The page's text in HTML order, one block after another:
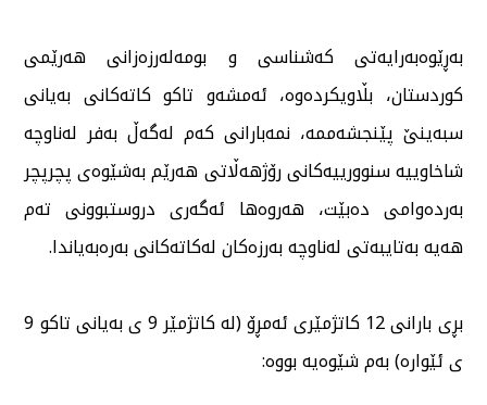
بەڕێوەبەرایەتی كەشناسی و بومەلەرزەزانی هەرێمی
كوردستان، بڵاویكردەوە، ئەمشەو تاكو كاتەكانی بەیانی
سبەینێ پێنجشەممە، نمەبارانی كەم لەگەڵ بەفر لەناوچە
شاخاوییە سنوورییەكانی رۆژهەڵاتی هەرێم بەشێوەی پچرپچر
بەردەوامی دەبێت، هەروەها ئەگەری دروستبوونی تەم
هەیە بەتایبەتی لەناوچە بەرزەكان لەكاتەكانی بەرەبەیاندا.
بڕی بارانی 12 كاتژمێری ئەمڕۆ (لە كاتژمێر 9 ی بەیانی تاكو 9
ی ئێوارە) بەم شێوەیە بووە: